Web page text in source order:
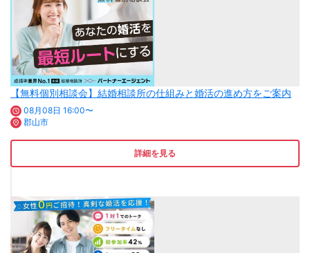
【無料個別相談会】結婚相談所の仕組みと婚活の進め方をご案内
08月08日 16:00〜
郡山市
詳細を見る